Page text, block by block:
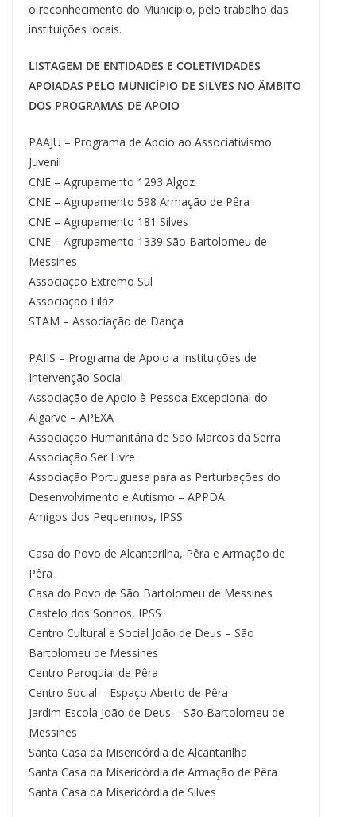
o reconhecimento do Município, pelo trabalho das
instituições locais.
LISTAGEM DE ENTIDADES E COLETIVIDADES
APOIADAS PELO MUNICÍPIO DE SILVES NO ÂMBITO
DOS PROGRAMAS DE APOIO
PAAJU – Programa de Apoio ao Associativismo
Juvenil
CNE – Agrupamento 1293 Algoz
CNE – Agrupamento 598 Armação de Pêra
CNE – Agrupamento 181 Silves
CNE – Agrupamento 1339 São Bartolomeu de
Messines
Associação Extremo Sul
Associação Liláz
STAM – Associação de Dança
PAIIS – Programa de Apoio a Instituições de
Intervenção Social
Associação de Apoio à Pessoa Excepcional do
Algarve – APEXA
Associação Humanitária de São Marcos da Serra
Associação Ser Livre
Associação Portuguesa para as Perturbações do
Desenvolvimento e Autismo – APPDA
Amigos dos Pequeninos, IPSS
Casa do Povo de Alcantarilha, Pêra e Armação de
Pêra
Casa do Povo de São Bartolomeu de Messines
Castelo dos Sonhos, IPSS
Centro Cultural e Social João de Deus – São
Bartolomeu de Messines
Centro Paroquial de Pêra
Centro Social – Espaço Aberto de Pêra
Jardim Escola João de Deus – São Bartolomeu de
Messines
Santa Casa da Misericórdia de Alcantarilha
Santa Casa da Misericórdia de Armação de Pêra
Santa Casa da Misericórdia de Silves